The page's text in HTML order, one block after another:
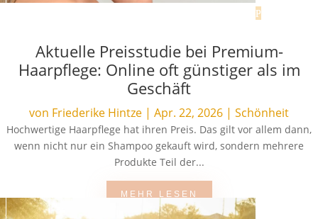
Aktuelle Preisstudie bei Premium-
Haarpflege: Online oft günstiger als im
Geschäft
von Friederike Hintze | Apr. 22, 2026 | Schönheit
Hochwertige Haarpflege hat ihren Preis. Das gilt vor allem dann,
wenn nicht nur ein Shampoo gekauft wird, sondern mehrere
Produkte Teil der...
MEHR LESEN